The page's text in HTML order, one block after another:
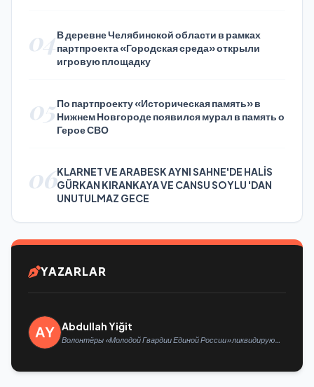
04В деревне Челябинской области в рамках
партпроекта «Городская среда» открыли
игровую площадку
05По партпроекту «Историческая память» в
Нижнем Новгороде появился мурал в память о
Герое СВО
06KLARNET VE ARABESK AYNI SAHNE'DE HALİS
GÜRKAN KIRANKAYA VE CANSU SOYLU 'DAN
UNUTULMAZ GECE
YAZARLAR
Abdullah Yiğit
Волонтёры «Молодой Гвардии Единой России» ликвидируют